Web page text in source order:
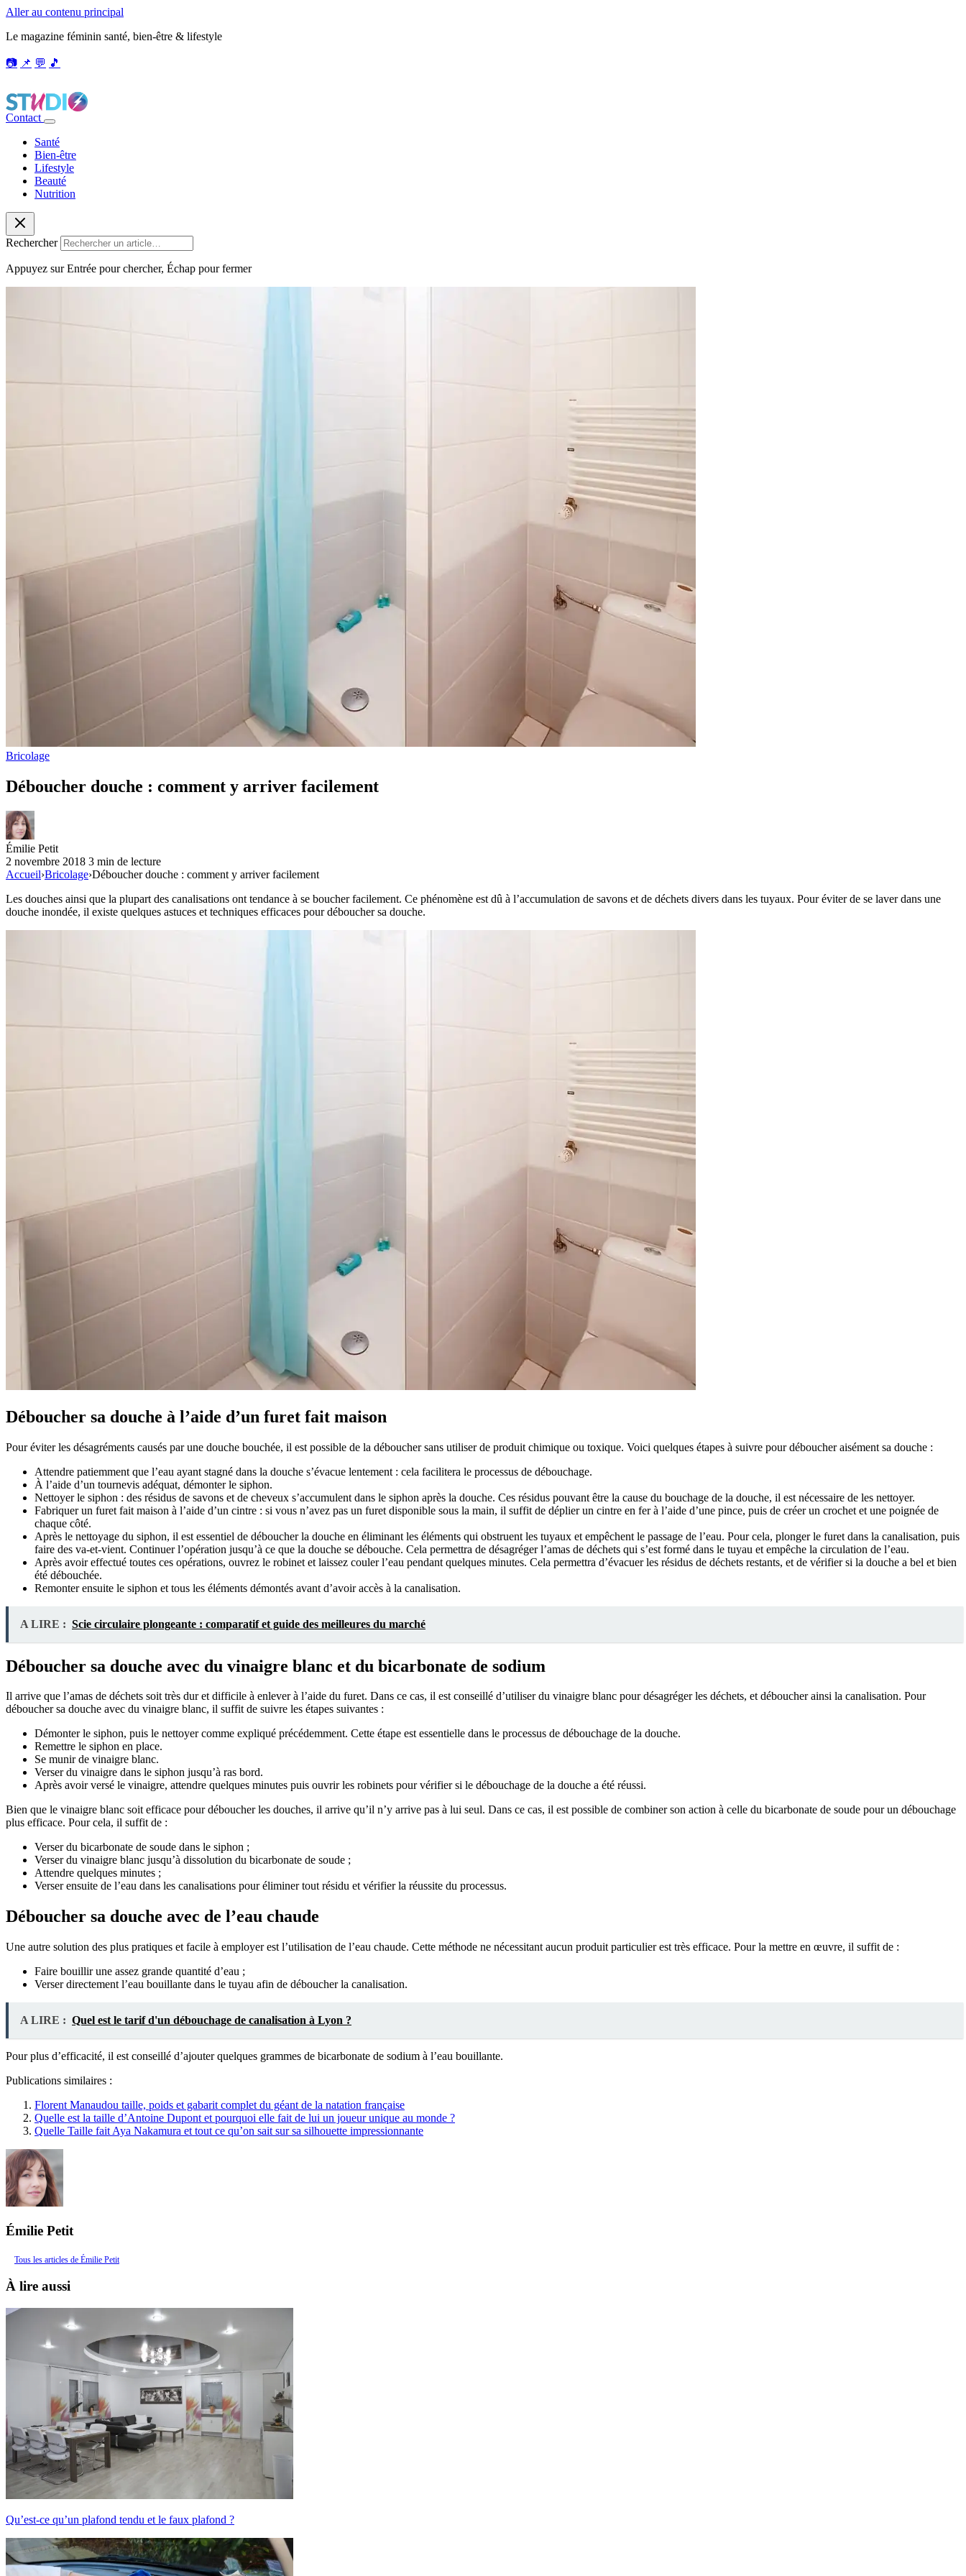
Aller au contenu principal
Le magazine féminin santé, bien-être & lifestyle
📷 📌 💬 🎵
Contact
Santé
Bien-être
Lifestyle
Beauté
Nutrition
Rechercher
Appuyez sur Entrée pour chercher, Échap pour fermer
Bricolage
Déboucher douche : comment y arriver facilement
Émilie Petit
2 novembre 2018 3 min de lecture
Accueil›Bricolage›Déboucher douche : comment y arriver facilement
Les douches ainsi que la plupart des canalisations ont tendance à se boucher facilement. Ce phénomène est dû à l’accumulation de savons et de déchets divers dans les tuyaux. Pour éviter de se laver dans une
douche inondée, il existe quelques astuces et techniques efficaces pour déboucher sa douche.
Déboucher sa douche à l’aide d’un furet fait maison
Pour éviter les désagréments causés par une douche bouchée, il est possible de la déboucher sans utiliser de produit chimique ou toxique. Voici quelques étapes à suivre pour déboucher aisément sa douche :
Attendre patiemment que l’eau ayant stagné dans la douche s’évacue lentement : cela facilitera le processus de débouchage.
À l’aide d’un tournevis adéquat, démonter le siphon.
Nettoyer le siphon : des résidus de savons et de cheveux s’accumulent dans le siphon après la douche. Ces résidus pouvant être la cause du bouchage de la douche, il est nécessaire de les nettoyer.
Fabriquer un furet fait maison à l’aide d’un cintre : si vous n’avez pas un furet disponible sous la main, il suffit de déplier un cintre en fer à l’aide d’une pince, puis de créer un crochet et une poignée de
chaque côté.
Après le nettoyage du siphon, il est essentiel de déboucher la douche en éliminant les éléments qui obstruent les tuyaux et empêchent le passage de l’eau. Pour cela, plonger le furet dans la canalisation, puis
faire des va-et-vient. Continuer l’opération jusqu’à ce que la douche se débouche. Cela permettra de désagréger l’amas de déchets qui s’est formé dans le tuyau et empêche la circulation de l’eau.
Après avoir effectué toutes ces opérations, ouvrez le robinet et laissez couler l’eau pendant quelques minutes. Cela permettra d’évacuer les résidus de déchets restants, et de vérifier si la douche a bel et bien
été débouchée.
Remonter ensuite le siphon et tous les éléments démontés avant d’avoir accès à la canalisation.
A LIRE : Scie circulaire plongeante : comparatif et guide des meilleures du marché
Déboucher sa douche avec du vinaigre blanc et du bicarbonate de sodium
Il arrive que l’amas de déchets soit très dur et difficile à enlever à l’aide du furet. Dans ce cas, il est conseillé d’utiliser du vinaigre blanc pour désagréger les déchets, et déboucher ainsi la canalisation. Pour
déboucher sa douche avec du vinaigre blanc, il suffit de suivre les étapes suivantes :
Démonter le siphon, puis le nettoyer comme expliqué précédemment. Cette étape est essentielle dans le processus de débouchage de la douche.
Remettre le siphon en place.
Se munir de vinaigre blanc.
Verser du vinaigre dans le siphon jusqu’à ras bord.
Après avoir versé le vinaigre, attendre quelques minutes puis ouvrir les robinets pour vérifier si le débouchage de la douche a été réussi.
Bien que le vinaigre blanc soit efficace pour déboucher les douches, il arrive qu’il n’y arrive pas à lui seul. Dans ce cas, il est possible de combiner son action à celle du bicarbonate de soude pour un débouchage
plus efficace. Pour cela, il suffit de :
Verser du bicarbonate de soude dans le siphon ;
Verser du vinaigre blanc jusqu’à dissolution du bicarbonate de soude ;
Attendre quelques minutes ;
Verser ensuite de l’eau dans les canalisations pour éliminer tout résidu et vérifier la réussite du processus.
Déboucher sa douche avec de l’eau chaude
Une autre solution des plus pratiques et facile à employer est l’utilisation de l’eau chaude. Cette méthode ne nécessitant aucun produit particulier est très efficace. Pour la mettre en œuvre, il suffit de :
Faire bouillir une assez grande quantité d’eau ;
Verser directement l’eau bouillante dans le tuyau afin de déboucher la canalisation.
A LIRE : Quel est le tarif d'un débouchage de canalisation à Lyon ?
Pour plus d’efficacité, il est conseillé d’ajouter quelques grammes de bicarbonate de sodium à l’eau bouillante.
Publications similaires :
Florent Manaudou taille, poids et gabarit complet du géant de la natation française
Quelle est la taille d’Antoine Dupont et pourquoi elle fait de lui un joueur unique au monde ?
Quelle Taille fait Aya Nakamura et tout ce qu’on sait sur sa silhouette impressionnante
Émilie Petit
Tous les articles de Émilie Petit
À lire aussi
Qu’est-ce qu’un plafond tendu et le faux plafond ?